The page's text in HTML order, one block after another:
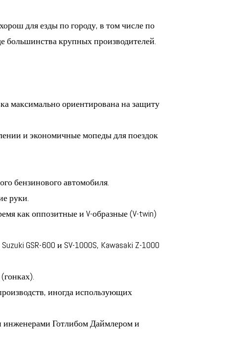
для езды по городу, в том числе по
большинства крупных производителей.
максимально ориентирована на защиту
и экономичные мопеды для поездок
бензинового автомобиля.
руки.
как оппозитные и V-образные (V-twin)
GSR-600 и SV-1000S, Kawasaki Z-1000
иногда использующих
Готлибом Даймлером и